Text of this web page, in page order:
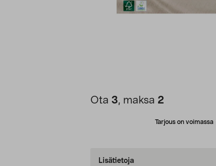
Ota 3, maksa 2
Tarjous on voimassa
Lisätietoja